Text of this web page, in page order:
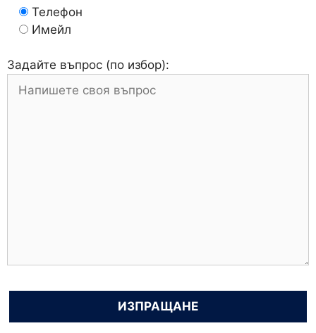
Телефон
Имейл
Задайте въпрос (по избор):